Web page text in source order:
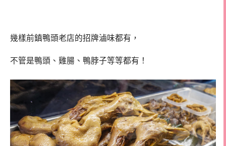
幾樣前鎮鴨頭老店的招牌滷味都有，
不管是鴨頭、雞腸、鴨脖子等等都有！